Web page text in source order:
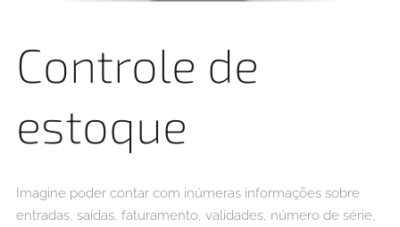
Controle de
estoque
Imagine poder contar com inúmeras informações sobre
entradas, saídas, faturamento, validades, número de série,